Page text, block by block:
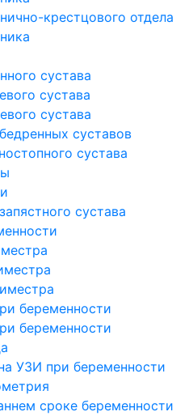
крестцового отдела
сустава
сустава
сустава
суставов
сустава
сустава
беременности
беременности
УЗИ при беременности
сроке беременности